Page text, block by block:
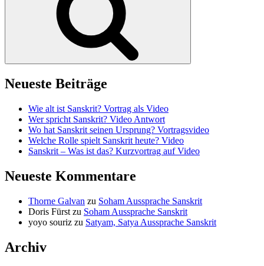
Neueste Beiträge
Wie alt ist Sanskrit? Vortrag als Video
Wer spricht Sanskrit? Video Antwort
Wo hat Sanskrit seinen Ursprung? Vortragsvideo
Welche Rolle spielt Sanskrit heute? Video
Sanskrit – Was ist das? Kurzvortrag auf Video
Neueste Kommentare
Thorne Galvan zu Soham Aussprache Sanskrit
Doris Fürst zu Soham Aussprache Sanskrit
yoyo souriz zu Satyam, Satya Aussprache Sanskrit
Archiv